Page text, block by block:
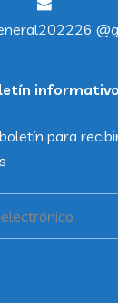
informativo
para